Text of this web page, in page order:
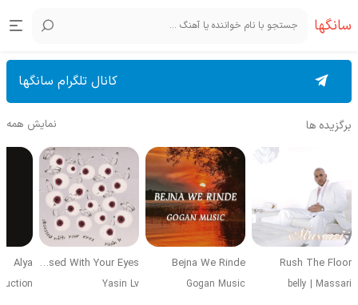
سانگها
کانال تلگرام سانگها
برگزیده ها نمایش همه
Rush The Floor
belly | Massari
Bejna We Rinde
Gogan Music
Obsessed With Your Eyes
Yasin Lv
Alya